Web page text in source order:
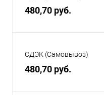
480,70 руб.
СДЭК (Самовывоз)
480,70 руб.